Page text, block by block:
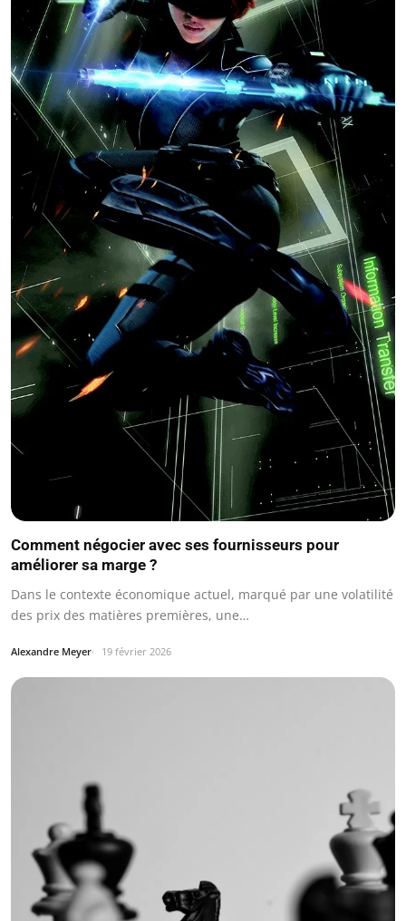
Comment négocier avec ses fournisseurs pour
améliorer sa marge ?
Dans le contexte économique actuel, marqué par une volatilité
des prix des matières premières, une…
Alexandre Meyer 19 février 2026